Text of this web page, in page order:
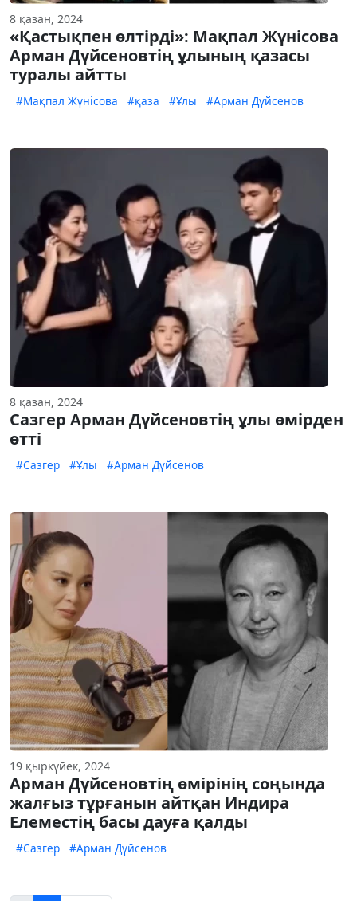
8 қазан, 2024
«Қастықпен өлтірді»: Мақпал Жүнісова
Арман Дүйсеновтің ұлының қазасы
туралы айтты
#Мақпал Жүнісова #қаза #Ұлы #Арман Дүйсенов
8 қазан, 2024
Сазгер Арман Дүйсеновтің ұлы өмірден
өтті
#Сазгер #Ұлы #Арман Дүйсенов
19 қыркүйек, 2024
Арман Дүйсеновтің өмірінің соңында
жалғыз тұрғанын айтқан Индира
Елеместің басы дауға қалды
#Сазгер #Арман Дүйсенов